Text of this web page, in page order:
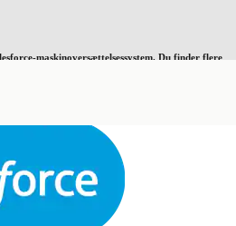
maskinoversættelsessystem. Du finder flere